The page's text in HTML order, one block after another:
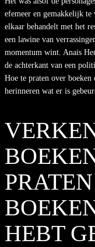
efemeer en gemakkelijk te
elkaar behandelt met het
een lawine van
momentum wint. Anais
de achterkant van een
Hoe te praten over
herinneren wat er is
HEBT